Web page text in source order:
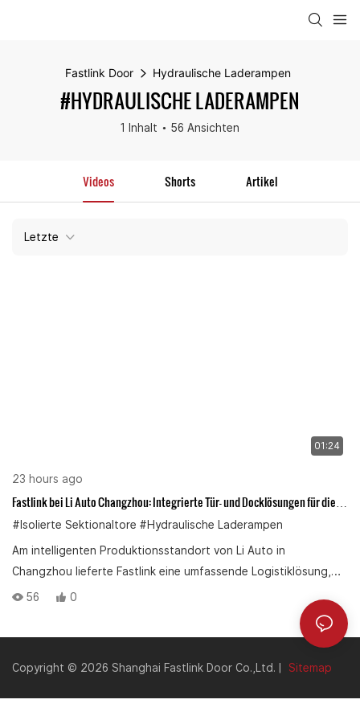
Fastlink Door Hydraulische Laderampen
#HYDRAULISCHE LADERAMPEN
1 Inhalt 56 Ansichten
Videos Shorts Artikel
Letzte
01:24
23 hours ago
Fastlink bei Li Auto Changzhou: Integrierte Tür- und Docklösungen für die
EV-Logistik
#Isolierte Sektionaltore #Hydraulische Laderampen
Am intelligenten Produktionsstandort von Li Auto in
Changzhou lieferte Fastlink eine umfassende Logistiklösung,
bestehend aus isolierten Sektionaltoren, PVC-Schnelllauftoren,
hydraulischen Laderampen und mechanischen Überdachungen.
Die Sektionaltore und PVC-Tore gewährleisten durch ihren
Reinraumbedingungen, während die hydraulischen Laderampen
und die mechanischen Überdachungen ein sicheres und
56 0
Copyright © 2026 Shanghai Fastlink Door Co.,Ltd. | Sitemap